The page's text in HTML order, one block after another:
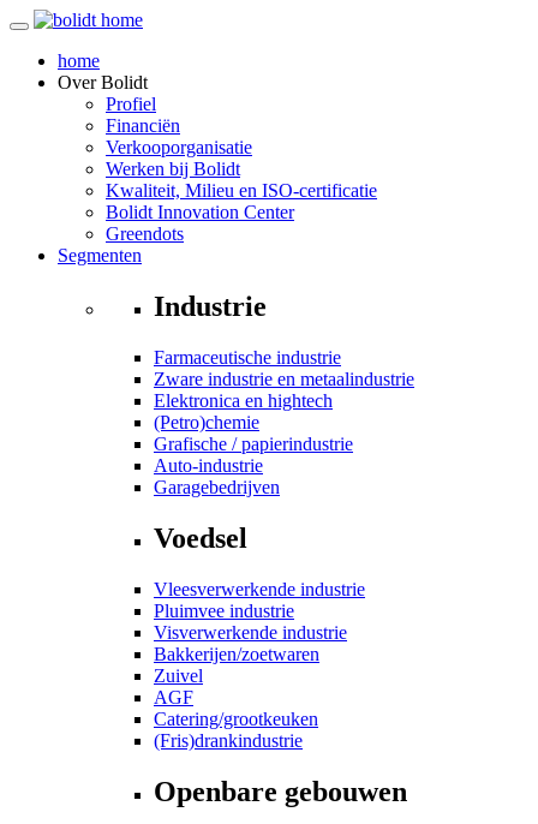
home
OverBolidt
Profiel
Financiën
Verkooporganisatie
Werken bij Bolidt
Kwaliteit, Milieu en ISO-certificatie
Bolidt Innovation Center
Greendots
Segmenten
Industrie
Farmaceutische industrie
Zware industrie en metaalindustrie
Elektronica en hightech
(Petro)chemie
Grafische / papierindustrie
Auto-industrie
Garagebedrijven
Voedsel
Vleesverwerkende industrie
Pluimvee industrie
Visverwerkende industrie
Bakkerijen/zoetwaren
Zuivel
AGF
Catering/grootkeuken
(Fris)drankindustrie
Openbare gebouwen